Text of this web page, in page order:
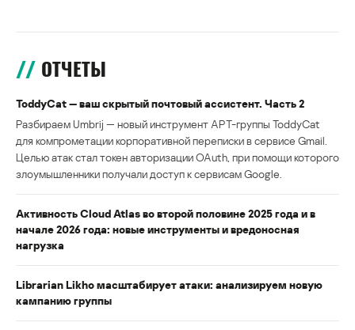
ОТЧЕТЫ
ToddyCat — ваш скрытый почтовый ассистент. Часть 2
Разбираем Umbrij — новый инструмент APT-группы ToddyCat
для компрометации корпоративной переписки в сервисе Gmail.
Целью атак стал токен авторизации OAuth, при помощи которого
злоумышленники получали доступ к сервисам Google.
Активность Cloud Atlas во второй половине 2025 года и в
начале 2026 года: новые инструменты и вредоносная
нагрузка
Librarian Likho масштабирует атаки: анализируем новую
кампанию группы